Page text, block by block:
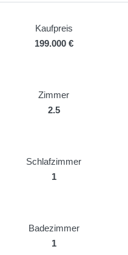
Kaufpreis
199.000 €
Zimmer
2.5
Schlafzimmer
1
Badezimmer
1